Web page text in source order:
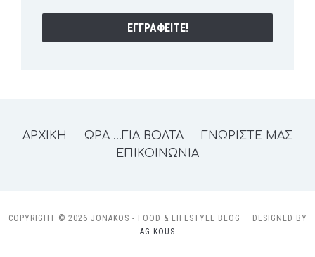
ΑΡΧΙΚΗ ΩΡΑ …ΓΙΑ ΒΟΛΤΑ
ΓΝΩΡΙΣΤΕ ΜΑΣ
ΕΠΙΚΟΙΝΩΝΙΑ
COPYRIGHT © 2026 JONAKOS - FOOD & LIFESTYLE BLOG — DESIGNED BY
AG.KOUS